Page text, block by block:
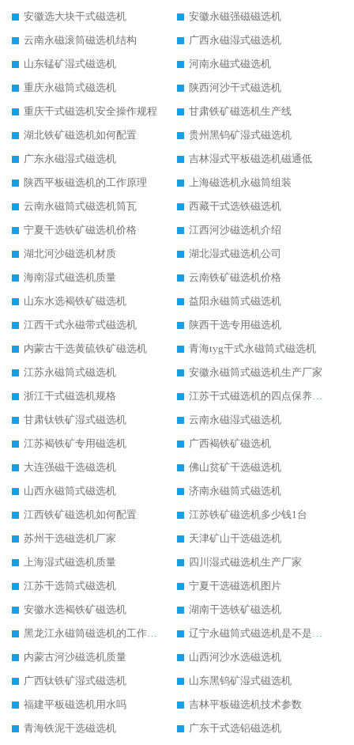
安徽选大块干式磁选机
安徽永磁强磁磁选机
云南永磁滚筒磁选机结构
广西永磁湿式磁选机
山东锰矿湿式磁选机
河南永磁式磁选机
重庆永磁筒式磁选机
陕西河沙干式磁选机
重庆干式磁选机安全操作规程
甘肃铁矿磁选机生产线
湖北铁矿磁选机如何配置
贵州黑钨矿湿式磁选机
广东永磁湿式磁选机
吉林湿式平板磁选机磁通低
陕西平板磁选机的工作原理
上海磁选机永磁筒组装
云南永磁筒式磁选机筒瓦
西藏干式选铁磁选机
宁夏干选铁矿磁选机价格
江西河沙磁选机介绍
湖北河沙磁选机材质
湖北湿式磁选机公司
海南湿式磁选机质量
云南铁矿磁选机价格
山东水选褐铁矿磁选机
益阳永磁筒式磁选机
江西干式永磁带式磁选机
陕西干选专用磁选机
内蒙古干选黄硫铁矿磁选机
青海tyg干式永磁筒式磁选机
江苏永磁筒式磁选机
安徽永磁筒式磁选机生产厂家
浙江干式磁选机规格
江苏干式磁选机的四点保养秘籍
甘肃钛铁矿湿式磁选机
云南永磁湿式磁选机
江苏褐铁矿专用磁选机
广西褐铁矿磁选机
大连强磁干选磁选机
佛山贫矿干选磁选机
山西永磁筒式磁选机
济南永磁筒式磁选机
江西铁矿磁选机如何配置
江苏铁矿磁选机多少钱1台
苏州干选磁选机厂家
天津矿山干选磁选机
上海湿式磁选机质量
四川湿式磁选机生产厂家
江苏干选筒式磁选机
宁夏干选磁选机图片
安徽水选褐铁矿磁选机
湖南干选铁矿磁选机
黑龙江永磁筒磁选机的工作原理
辽宁永磁筒式磁选机是不是强磁
内蒙古河沙磁选机质量
山西河沙水选磁选机
广西钛铁矿湿式磁选机
山东黑钨矿湿式磁选机
福建平板磁选机用水吗
吉林平板磁选机技术参数
青海铁泥干选磁选机
广东干式选铝磁选机